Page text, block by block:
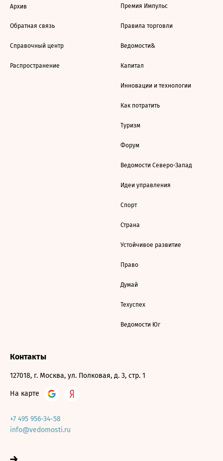
Архив
Обратная связь
Справочный центр
Распространение
Премия Импульс
Правила торговли
Ведомости&
Капитал
Инновации и технологии
Как потратить
Туризм
Форум
Ведомости Северо-Запад
Идеи управления
Спорт
Страна
Устойчивое развитие
Право
Думай
Техуспех
Ведомости Юг
Контакты
127018, г. Москва, ул. Полковая, д. 3, стр. 1
На карте
+7 495 956-34-58
info@vedomosti.ru